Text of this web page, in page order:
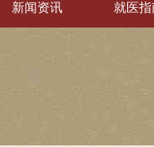
山东省AAA级定
新闻资讯 就医